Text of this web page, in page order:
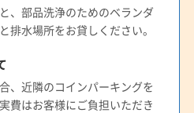
、部品洗浄のためのベランダ
排水場所をお貸しください。
、近隣のコインパーキングを
費はお客様にご負担いただき